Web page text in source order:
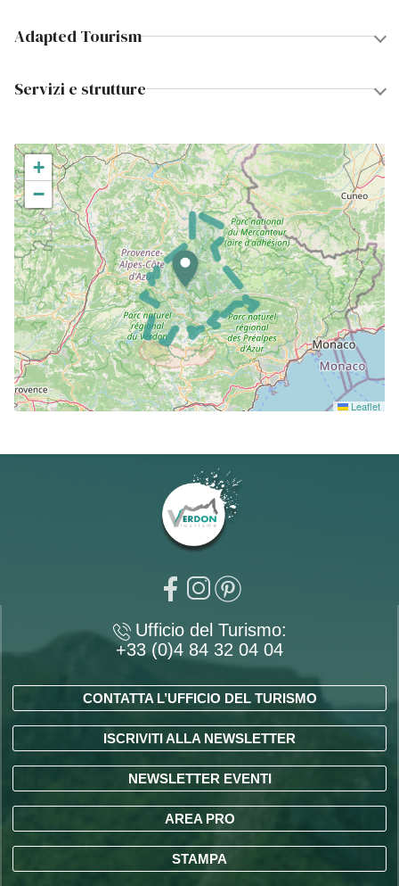
Adapted Tourism
Servizi e strutture
+
−
Leaflet
Ufficio del Turismo:
+33 (0)4 84 32 04 04
CONTATTA L’UFFICIO DEL TURISMO
ISCRIVITI ALLA NEWSLETTER
NEWSLETTER EVENTI
AREA PRO
STAMPA